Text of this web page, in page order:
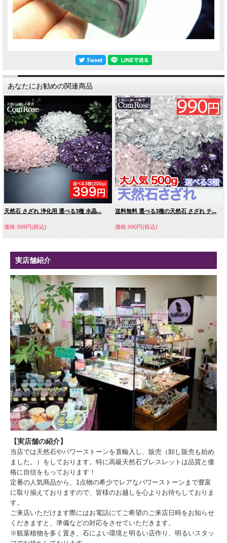
あなたにお勧めの関連商品
天然石 さざれ 浄化用 選べる3種 水晶...
価格:399円(税込)
送料無料 選べる3種の天然石 さざれ チ...
価格:990円(税込)
実店舗紹介
【実店舗の紹介】
当店では天然石やパワーストーンを直輸入し、販売（卸し販売も始め
ました。）をしております。特に高級天然石ブレスレットは品質と価
格に自信をもっております！
定番の人気商品から、1点物の希少でレアなパワーストーンまで豊富
に取り揃えておりますので、皆様のお越しを心よりお待ちしておりま
す。
ご来店いただけます際にはお電話にてご希望のご来店日時をお知らせ
くだきますと、準備などの対応をさせていただきます。
※観葉植物を多く置き、石によい環境と明るい店作り、明るいスタッ